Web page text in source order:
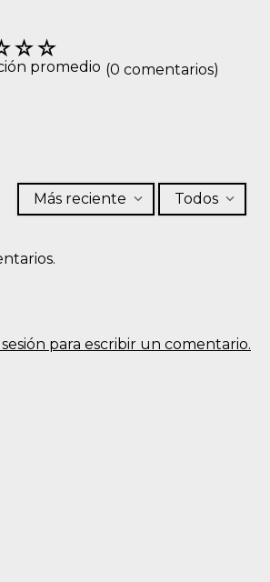
☆☆
promedio (0 comentarios)
para escribir un comentario.
Más reciente Todos